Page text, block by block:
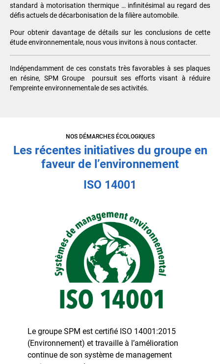
standard à motorisation thermique … infinitésimal au regard des
défis actuels de décarbonisation de la filière automobile.
Pour obtenir davantage de détails sur les conclusions de cette
étude environnementale, nous vous invitons à nous contacter.
Indépendamment de ces constats très favorables à ses plaques
en résine, SPM Groupe poursuit ses efforts visant à réduire
l’empreinte environnementale de ses activités.
NOS DÉMARCHES ÉCOLOGIQUES
Les récentes initiatives du groupe en
faveur de l’environnement
ISO 14001
Le groupe SPM est certifié ISO 14001:2015
(Environnement) et travaille à l’amélioration
continue de son système de management